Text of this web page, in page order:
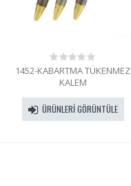
0
out
5
1452-KABARTMA TÜKENMEZ
KALEM
ÜRÜNLERI GÖRÜNTÜLE